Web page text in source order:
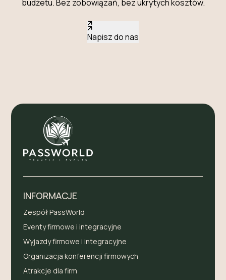
budżetu. Bez zobowiązań, bez ukrytych kosztów.
Napisz do nas
INFORMACJE
Zespół PassWorld
Eventy firmowe i integracyjne
Wyjazdy firmowe i integracyjne
Organizacja konferencji firmowych
Atrakcje dla firm